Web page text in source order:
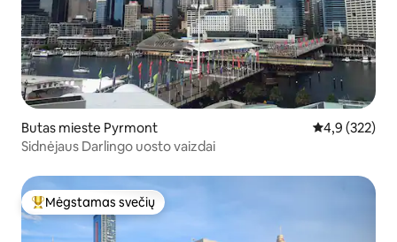
Butas mieste Pyrmont Vidutinis
4,9 (322)
Sidnėjaus Darlingo uosto vaizdai
Svečių mėgstamiausias
Mėgstamas svečių